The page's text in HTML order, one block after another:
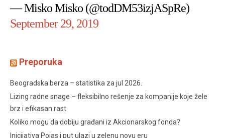
— Misko Misko (@todDM53izjASpRe)
September 29, 2019
Preporuka
Beogradska berza – statistika za jul 2026.
Lizing radne snage – fleksibilno rešenje za kompanije koje žele
brz i efikasan rast
Koliko mogu da dobiju građani iz Akcionarskog fonda?
Inicijativa Pojas i put ulazi u zelenu novu eru